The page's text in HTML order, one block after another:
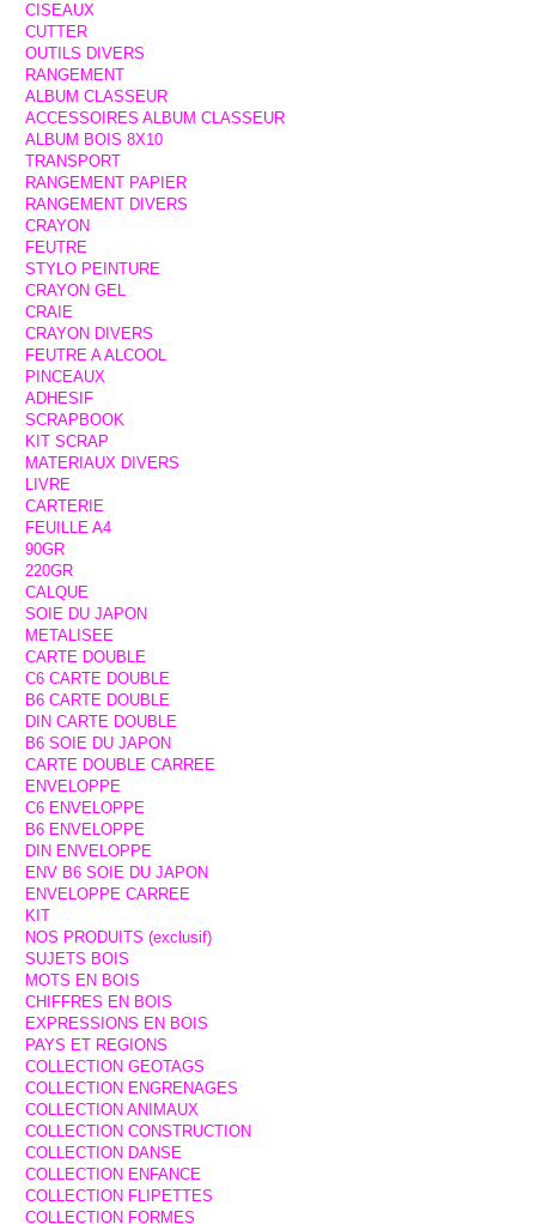
CISEAUX
CUTTER
OUTILS DIVERS
RANGEMENT
ALBUM CLASSEUR
ACCESSOIRES ALBUM CLASSEUR
ALBUM BOIS 8X10
TRANSPORT
RANGEMENT PAPIER
RANGEMENT DIVERS
CRAYON
FEUTRE
STYLO PEINTURE
CRAYON GEL
CRAIE
CRAYON DIVERS
FEUTRE A ALCOOL
PINCEAUX
ADHESIF
SCRAPBOOK
KIT SCRAP
MATERIAUX DIVERS
LIVRE
CARTERIE
FEUILLE A4
90GR
220GR
CALQUE
SOIE DU JAPON
METALISEE
CARTE DOUBLE
C6 CARTE DOUBLE
B6 CARTE DOUBLE
DIN CARTE DOUBLE
B6 SOIE DU JAPON
CARTE DOUBLE CARREE
ENVELOPPE
C6 ENVELOPPE
B6 ENVELOPPE
DIN ENVELOPPE
ENV B6 SOIE DU JAPON
ENVELOPPE CARREE
KIT
NOS PRODUITS (exclusif)
SUJETS BOIS
MOTS EN BOIS
CHIFFRES EN BOIS
EXPRESSIONS EN BOIS
PAYS ET REGIONS
COLLECTION GEOTAGS
COLLECTION ENGRENAGES
COLLECTION ANIMAUX
COLLECTION CONSTRUCTION
COLLECTION DANSE
COLLECTION ENFANCE
COLLECTION FLIPETTES
COLLECTION FORMES